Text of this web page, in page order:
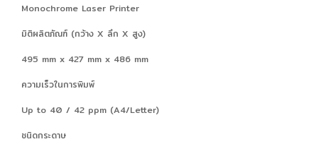
Monochrome Laser Printer
มิติผลิตภัณฑ์ (กว้าง X ลึก X สูง)
495 mm x 427 mm x 486 mm
ความเร็วในการพิมพ์
Up to 40 / 42 ppm (A4/Letter)
ชนิดกระดาษ